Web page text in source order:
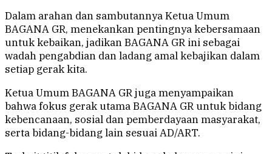
Dalam arahan dan sambutannya Ketua Umum
BAGANA GR, menekankan pentingnya kebersamaan
untuk kebaikan, jadikan BAGANA GR ini sebagai
wadah pengabdian dan ladang amal kebajikan dalam
setiap gerak kita.
Ketua Umum BAGANA GR juga menyampaikan
bahwa fokus gerak utama BAGANA GR untuk bidang
kebencanaan, sosial dan pemberdayaan masyarakat,
serta bidang-bidang lain sesuai AD/ART.